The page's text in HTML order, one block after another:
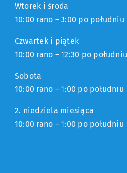
Wtorek i środa
10:00 rano – 3:00 po południu
Czwartek i piątek
10:00 rano – 12:30 po południu
Sobota
10:00 rano – 1:00 po południu
2. niedziela miesiąca
10:00 rano – 1:00 po południu